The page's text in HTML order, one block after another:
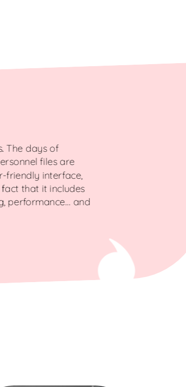
The days of
files are
friendly interface,
that it includes
performance… and